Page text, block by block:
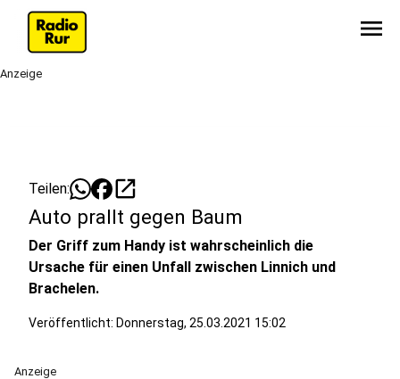
menu
Anzeige
Teilen: open_in_new
Auto prallt gegen Baum
Der Griff zum Handy ist wahrscheinlich die
Ursache für einen Unfall zwischen Linnich und
Brachelen.
Veröffentlicht: Donnerstag, 25.03.2021 15:02
Anzeige